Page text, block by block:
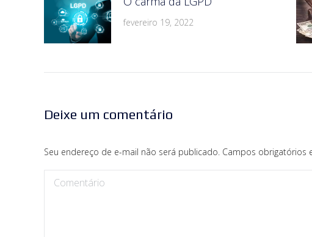
fevereiro 19, 2022
Deixe um comentário
Seu endereço de e-mail não será publicado. Campos obrigatórios
Comentário